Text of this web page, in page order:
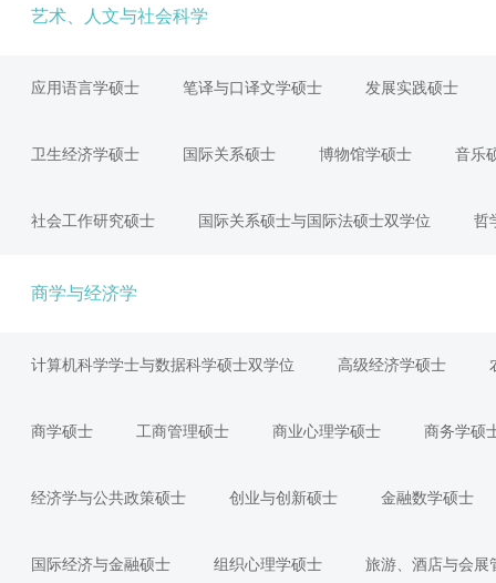
艺术、人文与社会科学
应用语言学硕士 笔译与口译文学硕士 发展实践硕士
卫生经济学硕士 国际关系硕士 博物馆学硕士 音乐
社会工作研究硕士 国际关系硕士与国际法硕士双学位 哲
商学与经济学
计算机科学学士与数据科学硕士双学位 高级经济学硕士
商学硕士 工商管理硕士 商业心理学硕士 商务学硕
经济学与公共政策硕士 创业与创新硕士 金融数学硕士
国际经济与金融硕士 组织心理学硕士 旅游、酒店与会展